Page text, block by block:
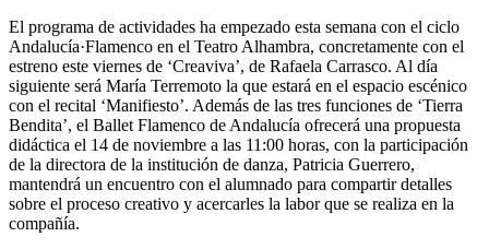
El programa de actividades ha empezado esta semana con el ciclo
Andalucía·Flamenco en el Teatro Alhambra, concretamente con el
estreno este viernes de ‘Creaviva’, de Rafaela Carrasco. Al día
siguiente será María Terremoto la que estará en el espacio escénico
con el recital ‘Manifiesto’. Además de las tres funciones de ‘Tierra
Bendita’, el Ballet Flamenco de Andalucía ofrecerá una propuesta
didáctica el 14 de noviembre a las 11:00 horas, con la participación
de la directora de la institución de danza, Patricia Guerrero,
mantendrá un encuentro con el alumnado para compartir detalles
sobre el proceso creativo y acercarles la labor que se realiza en la
compañía.